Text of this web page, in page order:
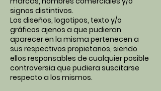
signos distintivos.
Los diseños, logotipos, texto y/o
gráficos ajenos a que pudieran
aparecer en la misma pertenecen a
sus respectivos propietarios, siendo
ellos responsables de cualquier posible
controversia que pudiera suscitarse
respecto a los mismos.